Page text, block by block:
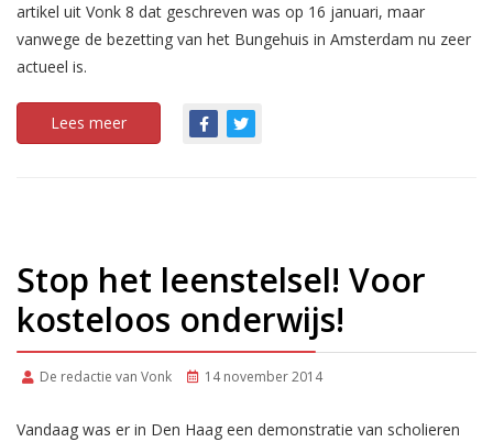
artikel uit Vonk 8 dat geschreven was op 16 januari, maar
vanwege de bezetting van het Bungehuis in Amsterdam nu zeer
actueel is.
Lees meer
Stop het leenstelsel! Voor
kosteloos onderwijs!
De redactie van Vonk 14 november 2014
Vandaag was er in Den Haag een demonstratie van scholieren